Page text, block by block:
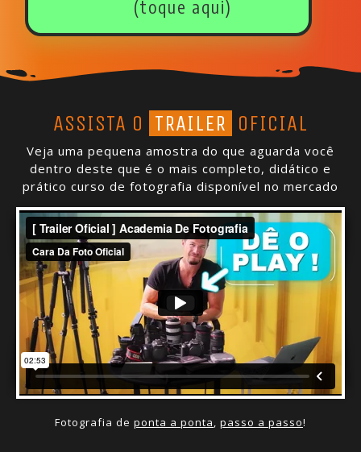
(toque aqui)
ASSISTA O TRAILER OFICIAL
Veja uma pequena amostra do que aguarda você
dentro deste que é o mais completo, didático e
prático curso de fotografia disponível no mercado
Fotografia de ponta a ponta passo a passo!